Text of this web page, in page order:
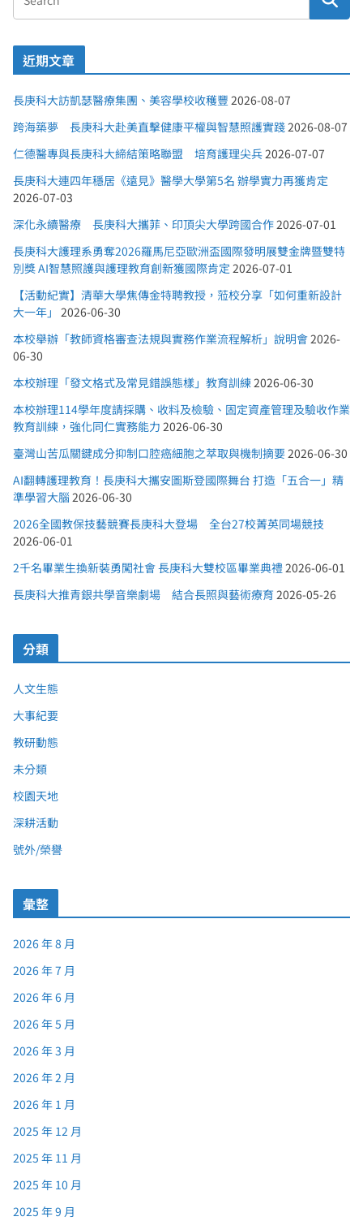
近期文章
長庚科大訪凱瑟醫療集團、美容學校收穫豐 2026-08-07
跨海築夢 長庚科大赴美直擊健康平權與智慧照護實踐2026-08-07
仁德醫專與長庚科大締結策略聯盟 培育護理尖兵2026-07-07
長庚科大連四年穩居《遠見》醫學大學第5名 辦學實力再獲肯定
2026-07-03
深化永續醫療 長庚科大攜菲、印頂尖大學跨國合作2026-07-01
長庚科大護理系勇奪2026羅馬尼亞歐洲盃國際發明展雙金牌暨雙特
別獎 AI智慧照護與護理教育創新獲國際肯定 2026-07-01
【活動紀實】清華大學焦傳金特聘教授，蒞校分享「如何重新設計
大一年」 2026-06-30
本校舉辦「教師資格審查法規與實務作業流程解析」說明會2026-
06-30
本校辦理「發文格式及常見錯誤態樣」教育訓練2026-06-30
本校辦理114學年度請採購、收料及檢驗、固定資產管理及驗收作業
教育訓練，強化同仁實務能力 2026-06-30
臺灣山苦瓜關鍵成分抑制口腔癌細胞之萃取與機制摘要2026-06-30
AI翻轉護理教育！長庚科大攜安圖斯登國際舞台 打造「五合一」精
準學習大腦 2026-06-30
2026全國教保技藝競賽長庚科大登場 全台27校菁英同場競技
2026-06-01
2千名畢業生換新裝勇闖社會 長庚科大雙校區畢業典禮2026-06-01
長庚科大推青銀共學音樂劇場 結合長照與藝術療育 2026-05-26
分類
人文生態
大事紀要
教研動態
未分類
校園天地
深耕活動
號外/榮譽
彙整
2026 年 8 月
2026 年 7 月
2026 年 6 月
2026 年 5 月
2026 年 3 月
2026 年 2 月
2026 年 1 月
2025 年 12 月
2025 年 11 月
2025 年 10 月
2025 年 9 月